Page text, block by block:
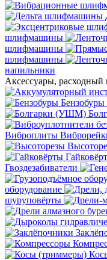
шлифмашины
шлифмашины
шлифмашины
напильники
Аксессуары, расходный
Бензобуры
Виброплиты
Гвоздезабиватели
оборудование
шуруповёрты